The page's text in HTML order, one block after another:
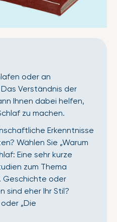
oder an
Verständnis der
Ihnen dabei helfen,
zu machen.
Erkenntnisse
Wählen Sie „Warum
Eine sehr kurze
zum Thema
Geschichte oder
sind eher Ihr Stil?
oder „Die